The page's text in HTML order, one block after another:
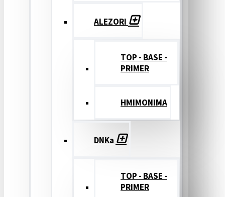
ALEZORI
TOP - BASE -
PRIMER
ΗΜΙΜΟΝΙΜΑ
DNKa
TOP - BASE -
PRIMER